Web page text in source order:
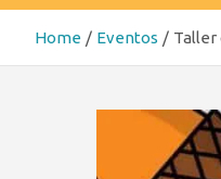
Home Eventos Taller